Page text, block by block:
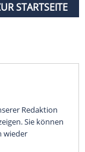
STARTSEITE
Redaktion
Sie können
wieder